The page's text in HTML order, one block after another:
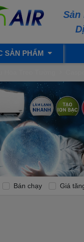
Sản
SẢN PHẨM
Bán chạy Giá